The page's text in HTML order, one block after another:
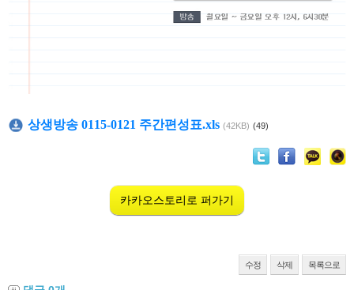
상생방송 0115-0121 주간편성표.xls (42KB) (49)
카카오스토리로 퍼가기
수정 삭제 목록으로